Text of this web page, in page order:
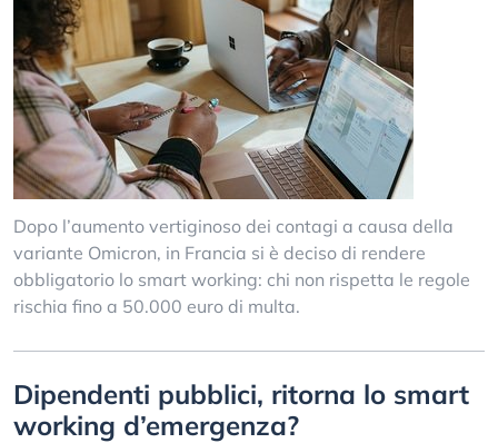
Dopo l’aumento vertiginoso dei contagi a causa della
variante Omicron, in Francia si è deciso di rendere
obbligatorio lo smart working: chi non rispetta le regole
rischia fino a 50.000 euro di multa.
Dipendenti pubblici, ritorna lo smart
working d’emergenza?